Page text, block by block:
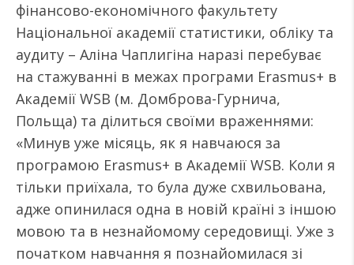
фінансово-економічного факультету
Національної академії статистики, обліку та
аудиту – Аліна Чаплигіна наразі перебуває
на стажуванні в межах програми Erasmus+ в
Академії WSB (м. Домброва-Гурнича,
Польща) та ділиться своїми враженнями:
«Минув уже місяць, як я навчаюся за
програмою Erasmus+ в Академії WSB. Коли я
тільки приїхала, то була дуже схвильована,
адже опинилася одна в новій країні з іншою
мовою та в незнайомому середовищі. Уже з
початком навчання я познайомилася зі